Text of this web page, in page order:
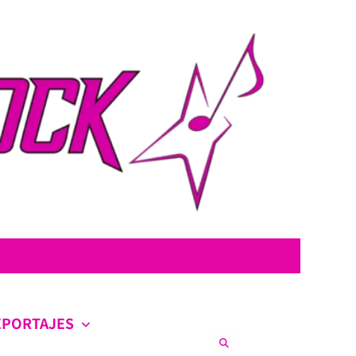
en la escena nacional e internacional.